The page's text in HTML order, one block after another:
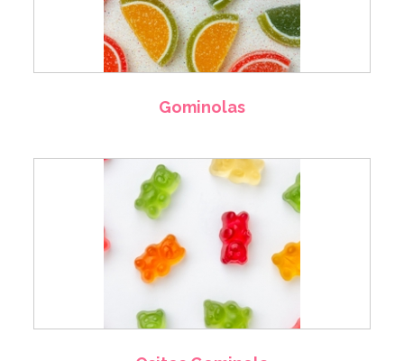
Gominolas